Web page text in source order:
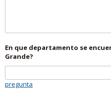
En que departamento se
Grande?
pregunta